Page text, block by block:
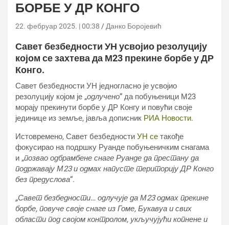
БОРБЕ У ДР КОНГО
22. фебруар 2025. | 00:38 Данко Боројевић
Савет безбедности УН усвојио резолуцију
којом се захтева да М23 прекине борбе у ДР
Конго.
Савет безбедности УН једногласно је усвојио
резолуцију којом је „одлучено“ да побуњеници М23
морају прекинути борбе у ДР Конгу и повући своје
јединице из земље, јавља дописник РИА Новости.
Истовремено, Савет безбедности УН се такође
фокусирао на подршку Руанде побуњеничким снагама
и „позвао одбрамбене снаге Руанде да престану да
подржавају М23 и одмах напусте територију ДР Конго
без предуслова“.
„Савет безбедности… одлучује да М23 одмах прекине
борбе, повуче своје снаге из Гоме, Букавуа и свих
области под својом контролом, укључујући копнене и